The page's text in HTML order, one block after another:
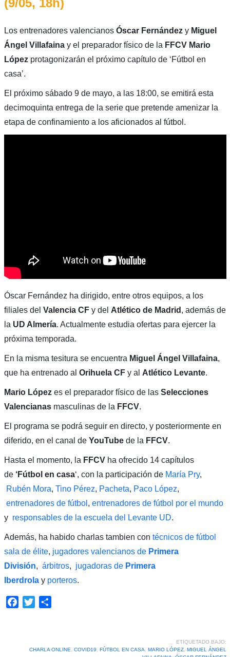
(9/05, 18h)
Los entrenadores valencianos Óscar Fernándezy Miguel
Ángel Villafaina y el preparador físico de la FFCV Mario
López protagonizarán el próximo capítulo de ‘Fútbol en
casa’.
El próximo sábado 9 de mayo, a las 18:00, se emitirá esta
decimoquinta entrega de la serie que pretende amenizar la
etapa de confinamiento a los aficionados al fútbol.
Óscar Fernández ha dirigido, entre otros equipos, a los
filiales del Valencia CFy del Atlético de Madrid , además de
la UD Almería. Actualmente estudia ofertas para ejercer la
próxima temporada.
En la misma tesitura se encuentra Miguel Ángel Villafaina,
que ha entrenado al Orihuela CFy al Atlético Levante.
Mario Lópezes el preparador físico de las Selecciones
Valencianasmasculinas de la FFCV.
El programa se podrá seguir en directo, y posteriormente en
diferido, en el canal de YouTubede la FFCV.
Hasta el momento, la FFCVha ofrecido 14 capítulos
de ‘Fútbol en casa‘, con la participación de María Pry,
Rubén Mora, Tino Pérez, Pacheta, Paco López,
entrenadores de fútbol , entrenadores de fútbol por el mundo
y responsables de la escuela del Levante UD.
Además, ha habido charlas tambien con técnicos de fútbol
sala de élite, jugadores valencianos dePrimera
División, árbitros, jugadoras de Primera
Iberdrolay porteros.
Facebook
Twitter
ETIQUETADO BAJO:
CHARLA ONLINE
COVID19 FÚTBOL EN CASA MARIO LÓPEZ, MIGUEL ÁNGEL